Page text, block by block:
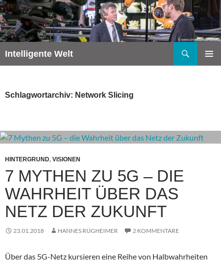
Zum
Inhalt
springen
Intelligente Welt
Schlagwortarchiv: Network Slicing
HINTERGRUND, VISIONEN
7 MYTHEN ZU 5G – DIE
WAHRHEIT ÜBER DAS
NETZ DER ZUKUNFT
23.01.2018 HANNES RÜGHEIMER 2 KOMMENTARE
Über das 5G-Netz kursieren eine Reihe von Halbwahrheiten